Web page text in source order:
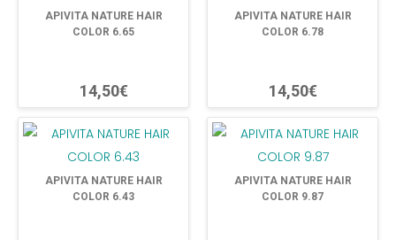
APIVITA NATURE HAIR
COLOR 6.65
14,50€
APIVITA NATURE HAIR
COLOR 6.78
14,50€
APIVITA NATURE HAIR
COLOR 6.43
APIVITA NATURE HAIR
COLOR 9.87